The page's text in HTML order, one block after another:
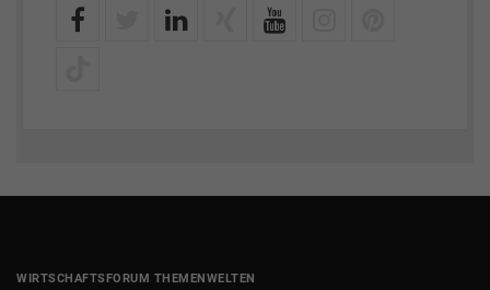
WIRTSCHAFTSFORUM THEMENWELTEN